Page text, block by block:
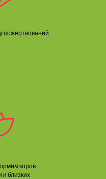
пожертвований
коров
и близких